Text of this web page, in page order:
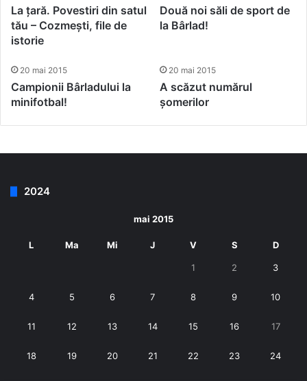
La țară. Povestiri din satul
tău – Cozmești, file de
istorie
Două noi săli de sport de
la Bârlad!
20 mai 2015
Campionii Bârladului la
minifotbal!
20 mai 2015
A scăzut numărul
șomerilor
2024
mai 2015
L Ma Mi J V S D
1 2 3
4 5 6 7 8 9 10
11 12 13 14 15 16 17
18 19 20 21 22 23 24